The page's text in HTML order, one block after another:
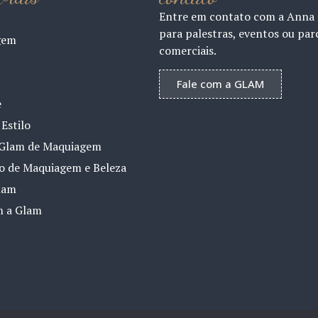
de Maquiagem
de Maquiagem e Beleza
a Glam
Entre em contato com a Anna
para palestras, eventos ou
comerciais.
Fale com a GLAM